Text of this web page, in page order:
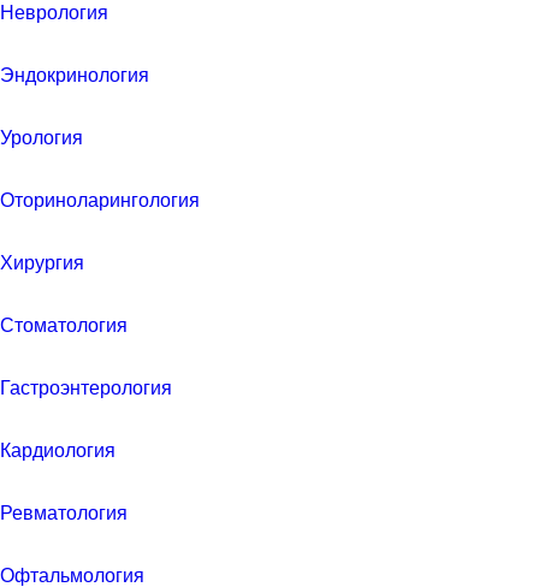
Неврология
Эндокринология
Урология
Оториноларингология
Хирургия
Стоматология
Гастроэнтерология
Кардиология
Ревматология
Офтальмология